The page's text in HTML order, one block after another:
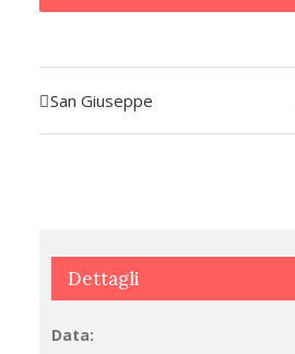
Evento
San Giuseppe
Dettagli
Data: